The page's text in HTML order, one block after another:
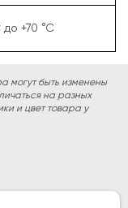
до +70 °С
могут быть изменены
на разных
и цвет товара у